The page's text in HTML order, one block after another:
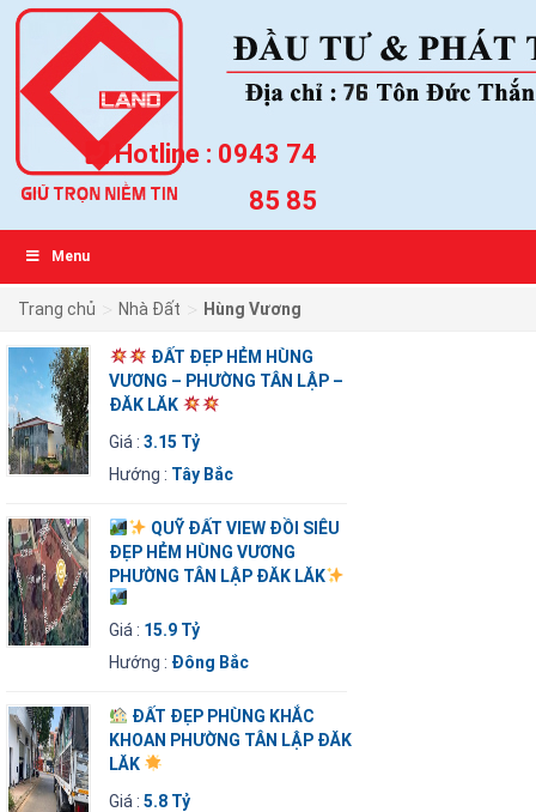
Hotline : 0943 74
85 85
Menu
Trang chủ Nhà Đất Hùng Vương
ĐẤT ĐẸP HẺM HÙNG
VƯƠNG – PHƯỜNG TÂN LẬP –
ĐĂK LĂK
Giá :3.15 Tỷ
Hướng : Tây Bắc
QUỸ ĐẤT VIEW ĐỒI SIÊU
ĐẸP HẺM HÙNG VƯƠNG
PHƯỜNG TÂN LẬP ĐĂK LĂK
Giá : 15.9 Tỷ
Hướng : Đông Bắc
ĐẤT ĐẸP PHÙNG KHẮC
KHOAN PHƯỜNG TÂN LẬP ĐĂK
LĂK
Giá :5.8 Tỷ